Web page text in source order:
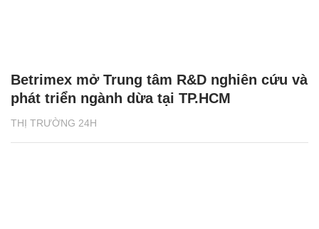
THỊ TRƯỜNG 24H
Betrimex mở Trung tâm R&D nghiên cứu và
phát triển ngành dừa tại TP.HCM